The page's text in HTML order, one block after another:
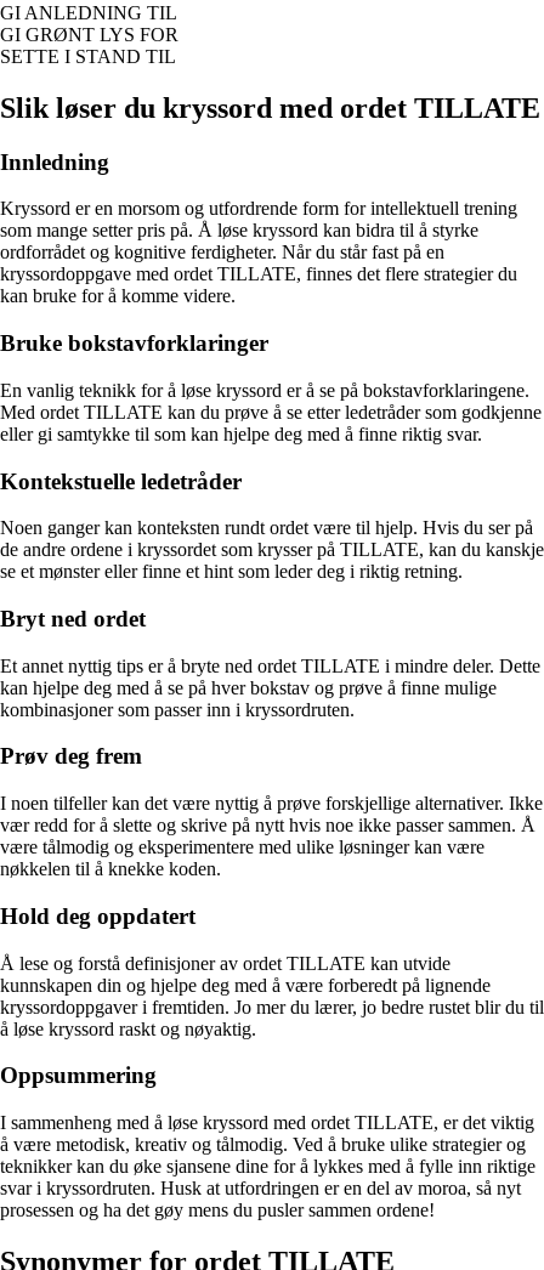
GI ANLEDNING TIL
GI GRØNT LYS FOR
SETTE I STAND TIL
Slik løser du kryssord med ordet TILLATE
Innledning
Kryssord er en morsom og utfordrende form for intellektuell trening
som mange setter pris på. Å løse kryssord kan bidra til å styrke
ordforrådet og kognitive ferdigheter. Når du står fast på en
kryssordoppgave med ordet TILLATE, finnes det flere strategier du
kan bruke for å komme videre.
Bruke bokstavforklaringer
En vanlig teknikk for å løse kryssord er å se på bokstavforklaringene.
Med ordet TILLATE kan du prøve å se etter ledetråder som godkjenne
eller gi samtykke til som kan hjelpe deg med å finne riktig svar.
Kontekstuelle ledetråder
Noen ganger kan konteksten rundt ordet være til hjelp. Hvis du ser på
de andre ordene i kryssordet som krysser på TILLATE, kan du kanskje
se et mønster eller finne et hint som leder deg i riktig retning.
Bryt ned ordet
Et annet nyttig tips er å bryte ned ordet TILLATE i mindre deler. Dette
kan hjelpe deg med å se på hver bokstav og prøve å finne mulige
kombinasjoner som passer inn i kryssordruten.
Prøv deg frem
I noen tilfeller kan det være nyttig å prøve forskjellige alternativer. Ikke
vær redd for å slette og skrive på nytt hvis noe ikke passer sammen. Å
være tålmodig og eksperimentere med ulike løsninger kan være
nøkkelen til å knekke koden.
Hold deg oppdatert
Å lese og forstå definisjoner av ordet TILLATE kan utvide
kunnskapen din og hjelpe deg med å være forberedt på lignende
kryssordoppgaver i fremtiden. Jo mer du lærer, jo bedre rustet blir du til
å løse kryssord raskt og nøyaktig.
Oppsummering
I sammenheng med å løse kryssord med ordet TILLATE, er det viktig
å være metodisk, kreativ og tålmodig. Ved å bruke ulike strategier og
teknikker kan du øke sjansene dine for å lykkes med å fylle inn riktige
svar i kryssordruten. Husk at utfordringen er en del av moroa, så nyt
prosessen og ha det gøy mens du pusler sammen ordene!
Synonymer for ordet TILLATE